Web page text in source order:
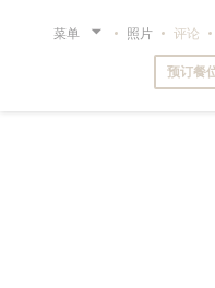
restaurant de la
菜单 照片 评论
预订餐